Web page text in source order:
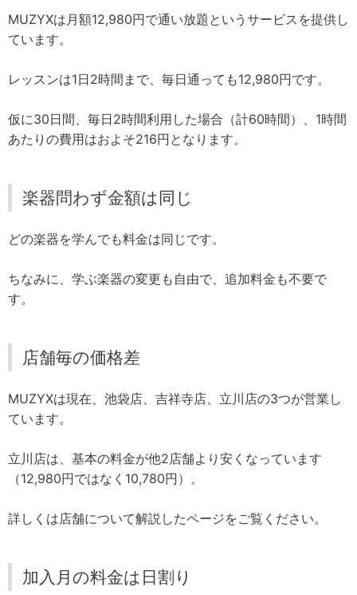
MUZYXは月額12,980円で通い放題というサービスを提供し
ています。
レッスンは1日2時間まで、毎日通っても12,980円です。
仮に30日間、毎日2時間利用した場合（計60時間）、1時間
あたりの費用はおよそ216円となります。
楽器問わず金額は同じ
どの楽器を学んでも料金は同じです。
ちなみに、学ぶ楽器の変更も自由で、追加料金も不要で
す。
店舗毎の価格差
MUZYXは現在、池袋店、吉祥寺店、立川店の3つが営業し
ています。
立川店は、基本の料金が他2店舗より安くなっています
（12,980円ではなく10,780円）。
詳しくは店舗について解説したページをご覧ください。
加入月の料金は日割り